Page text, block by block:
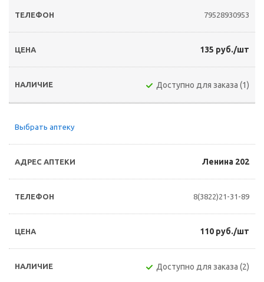
79528930953
135 руб./шт
Доступно для заказа (1)
Выбрать аптеку
Ленина 202
8(3822)21-31-89
110 руб./шт
Доступно для заказа (2)